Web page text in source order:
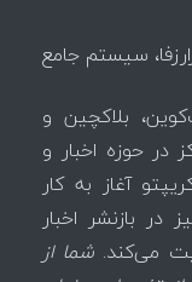
سیستم جامع
بلاکچین و
متمرکز در حوزه اخبار و
آغاز به کار
بازنشر اخبار
می‌کند.شما از